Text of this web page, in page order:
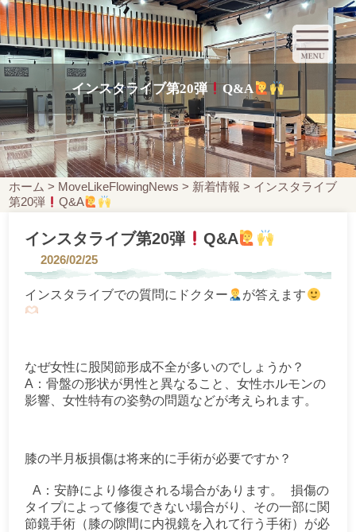
インスタライブ第20弾 Q&A
ホーム > MoveLikeFlowingNews > 新着情報 > インスタライブ
第20弾
Q&A
インスタライブ第20弾 Q&A
2026/02/25
インスタライブでの質問にドクター が答えます
なぜ女性に股関節形成不全が多いのでしょうか？
A：骨盤の形状が男性と異なること、女性ホルモンの
影響、女性特有の姿勢の問題などが考えられます。
膝の半月板損傷は将来的に手術が必要ですか？
A：安静により修復される場合があります。 損傷の
タイプによって修復できない場合がり、その一部に関
節鏡手術（膝の隙間に内視鏡を入れて行う手術）が必